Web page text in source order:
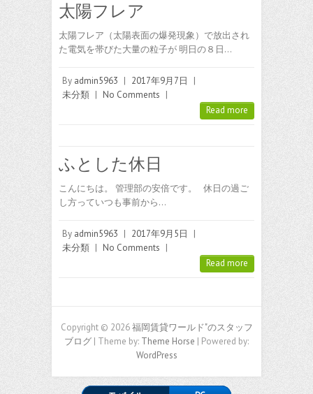
太陽フレア
太陽フレア（太陽表面の爆発現象）で放出され
た電気を帯びた大量の粒子が 明日の８日…
By admin5963 | 2017年9月7日
|
未分類 | No Comments |
Read more
ふとした休日
こんにちは。 管理部の安倍です。 休日の過ご
し方っていつも事前から…
By admin5963 | 2017年9月5日
|
未分類 | No Comments |
Read more
Copyright © 2026福岡賃貸ワールド"のスタッフ
ブログ | Theme by: Theme Horse | Powered by:
WordPress